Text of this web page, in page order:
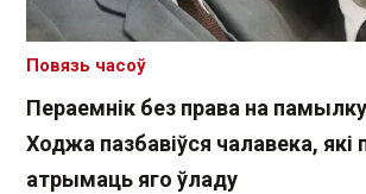
Пераемнік без права на
Ходжа пазбавіўся чалавека, які
атрымаць яго ўладу
Повязь часоў